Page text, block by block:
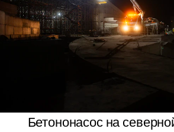
Бетононасос на